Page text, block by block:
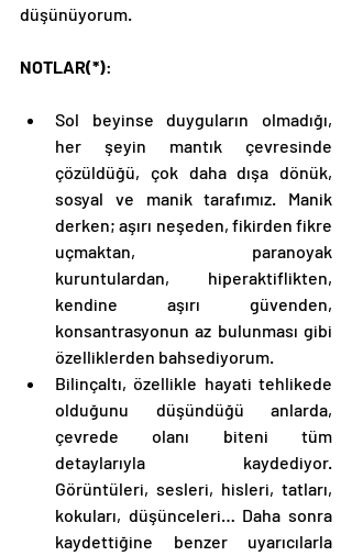
düşünüyorum.
NOTLAR(*):
Sol beyinse duyguların olmadığı,
her şeyin mantık çevresinde
çözüldüğü, çok daha dışa dönük,
sosyal ve manik tarafımız. Manik
derken; aşırı neşeden, fikirden fikre
uçmaktan, paranoyak
kuruntulardan, hiperaktiflikten,
kendine aşırı güvenden,
konsantrasyonun az bulunması gibi
özelliklerden bahsediyorum.
Bilinçaltı, özellikle hayati tehlikede
olduğunu düşündüğü anlarda,
çevrede olanı biteni tüm
detaylarıyla kaydediyor.
Görüntüleri, sesleri, hisleri, tatları,
kokuları, düşünceleri… Daha sonra
kaydettiğine benzer uyarıcılarla